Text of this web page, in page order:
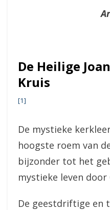
De Heilige
Kruis
[1]
De mystieke
hoogste roem van
bijzonder tot het
mystieke leven door
De geestdriftige en